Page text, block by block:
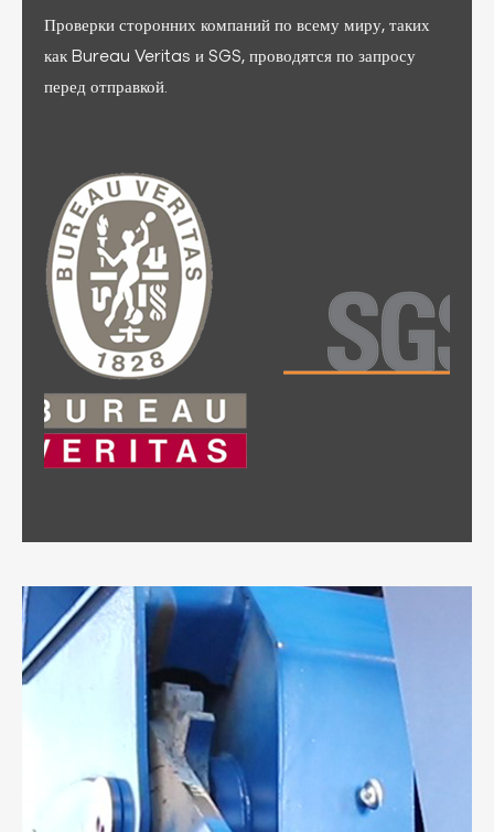
Проверки сторонних компаний по всему миру, таких
как Bureau Veritas и SGS, проводятся по запросу
перед отправкой.